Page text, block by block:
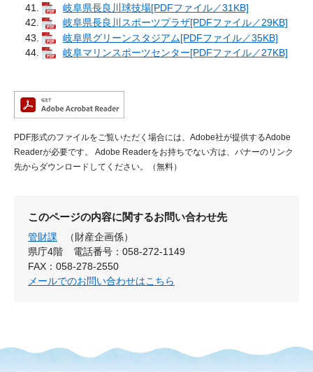
岐阜県長良川球技場[PDFファイル／31KB]
岐阜県長良川スポーツプラザ[PDFファイル／29KB]
岐阜県グリーンスタジアム[PDFファイル／35KB]
岐阜マリンスポーツセンター[PDFファイル／27KB]
PDF形式のファイルをご覧いただく場合には、Adobe社が提供するAdobe
Readerが必要です。
Adobe Readerをお持ちでない方は、バナーのリンク
先からダウンロードしてください。（無料）
このページの内容に関するお問い合わせ先
管財課
（財産企画係）
県庁4階
電話番号：058-272-1149
FAX：058-278-2550
メールでのお問い合わせはこちら